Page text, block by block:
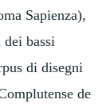
Sapienza),
bassi
di disegni
de